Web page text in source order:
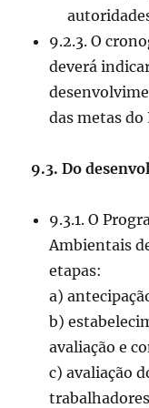
9.2.3. O
deverá
das metas do
9.3. Do
9.3.1. O
Ambientais
etapas:
a)
b)
avaliação e
c) avaliação